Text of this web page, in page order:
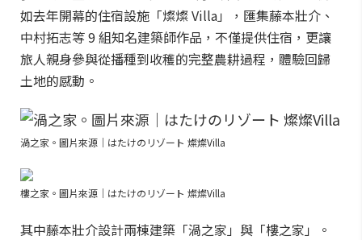
如去年開幕的住宿設施「燦燦 Villa」，匯集藤本壯介、
中村拓志等 9 組知名建築師作品，不僅提供住宿，更讓
旅人親身參與從播種到收穫的完整農耕過程，體驗回歸
土地的感動。
渦之家。圖片來源｜はたけのリゾート 燦燦Villa
樓之家。圖片來源｜はたけのリゾート 燦燦Villa
其中藤本壯介設計兩棟建築「渦之家」與「樓之家」。